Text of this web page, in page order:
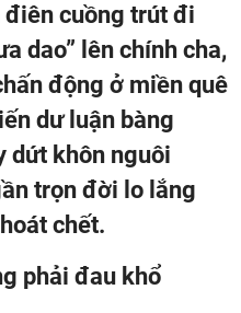
điên cuồng trút đi
dao” lên chính cha,
động ở miền quê
dư luận bàng
dứt khôn nguôi
trọn đời lo lắng
chết.
phải đau khổ